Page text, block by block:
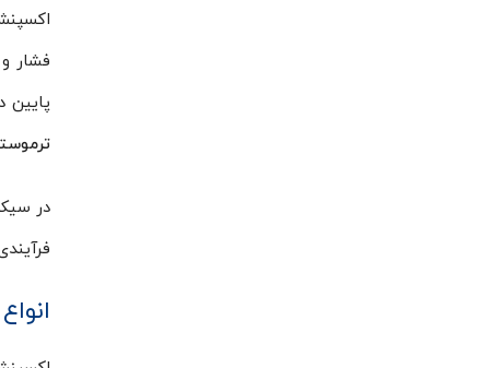
فشار
پایین
در